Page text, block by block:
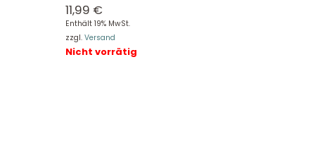
11,99 €
Enthält 19% MwSt.
zzgl. Versand
Nicht vorrätig